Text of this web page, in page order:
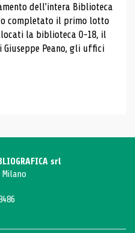
dell'intera Biblioteca
completato il primo lotto
la biblioteca 0-18, il
Peano, gli uffici
srl